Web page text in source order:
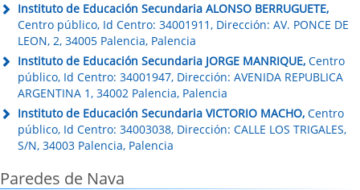
Instituto de Educación Secundaria ALONSO BERRUGUETE,
Centro público, Id Centro: 34001911, Dirección: AV. PONCE DE
LEON, 2, 34005 Palencia, Palencia
Instituto de Educación Secundaria JORGE MANRIQUE, Centro
público, Id Centro: 34001947, Dirección: AVENIDA REPUBLICA
ARGENTINA 1, 34002 Palencia, Palencia
Instituto de Educación Secundaria VICTORIO MACHO, Centro
público, Id Centro: 34003038, Dirección: CALLE LOS TRIGALES,
S/N, 34003 Palencia, Palencia
Paredes de Nava